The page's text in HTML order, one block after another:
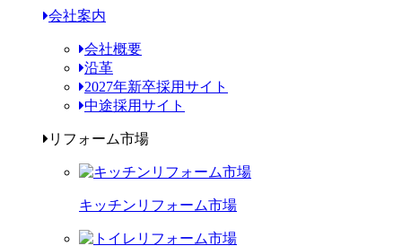
会社案内
会社概要
沿革
2027年新卒採用サイト
中途採用サイト
リフォーム市場
キッチンリフォーム市場